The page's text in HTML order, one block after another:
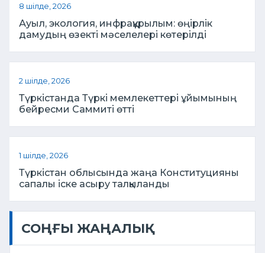
8 шілде, 2026
Ауыл, экология, инфрақұрылым: өңірлік
дамудың өзекті мәселелері көтерілді
2 шілде, 2026
Түркістанда Түркі мемлекеттері ұйымының
бейресми Саммиті өтті
1 шілде, 2026
Түркістан облысында жаңа Конституцияны
сапалы іске асыру талқыланды
СОҢҒЫ ЖАҢАЛЫҚ